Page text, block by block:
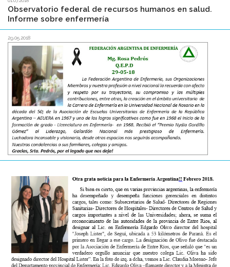
Observatorio federal de recursos humanos en salud.
Informe sobre enfermería
29.05.2018